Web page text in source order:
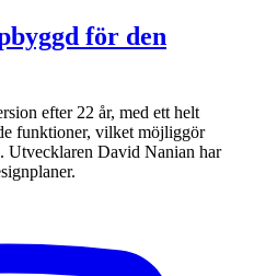
för den
efter 22 år, med ett helt
funktioner, vilket möjliggör
Utvecklaren David Nanian har